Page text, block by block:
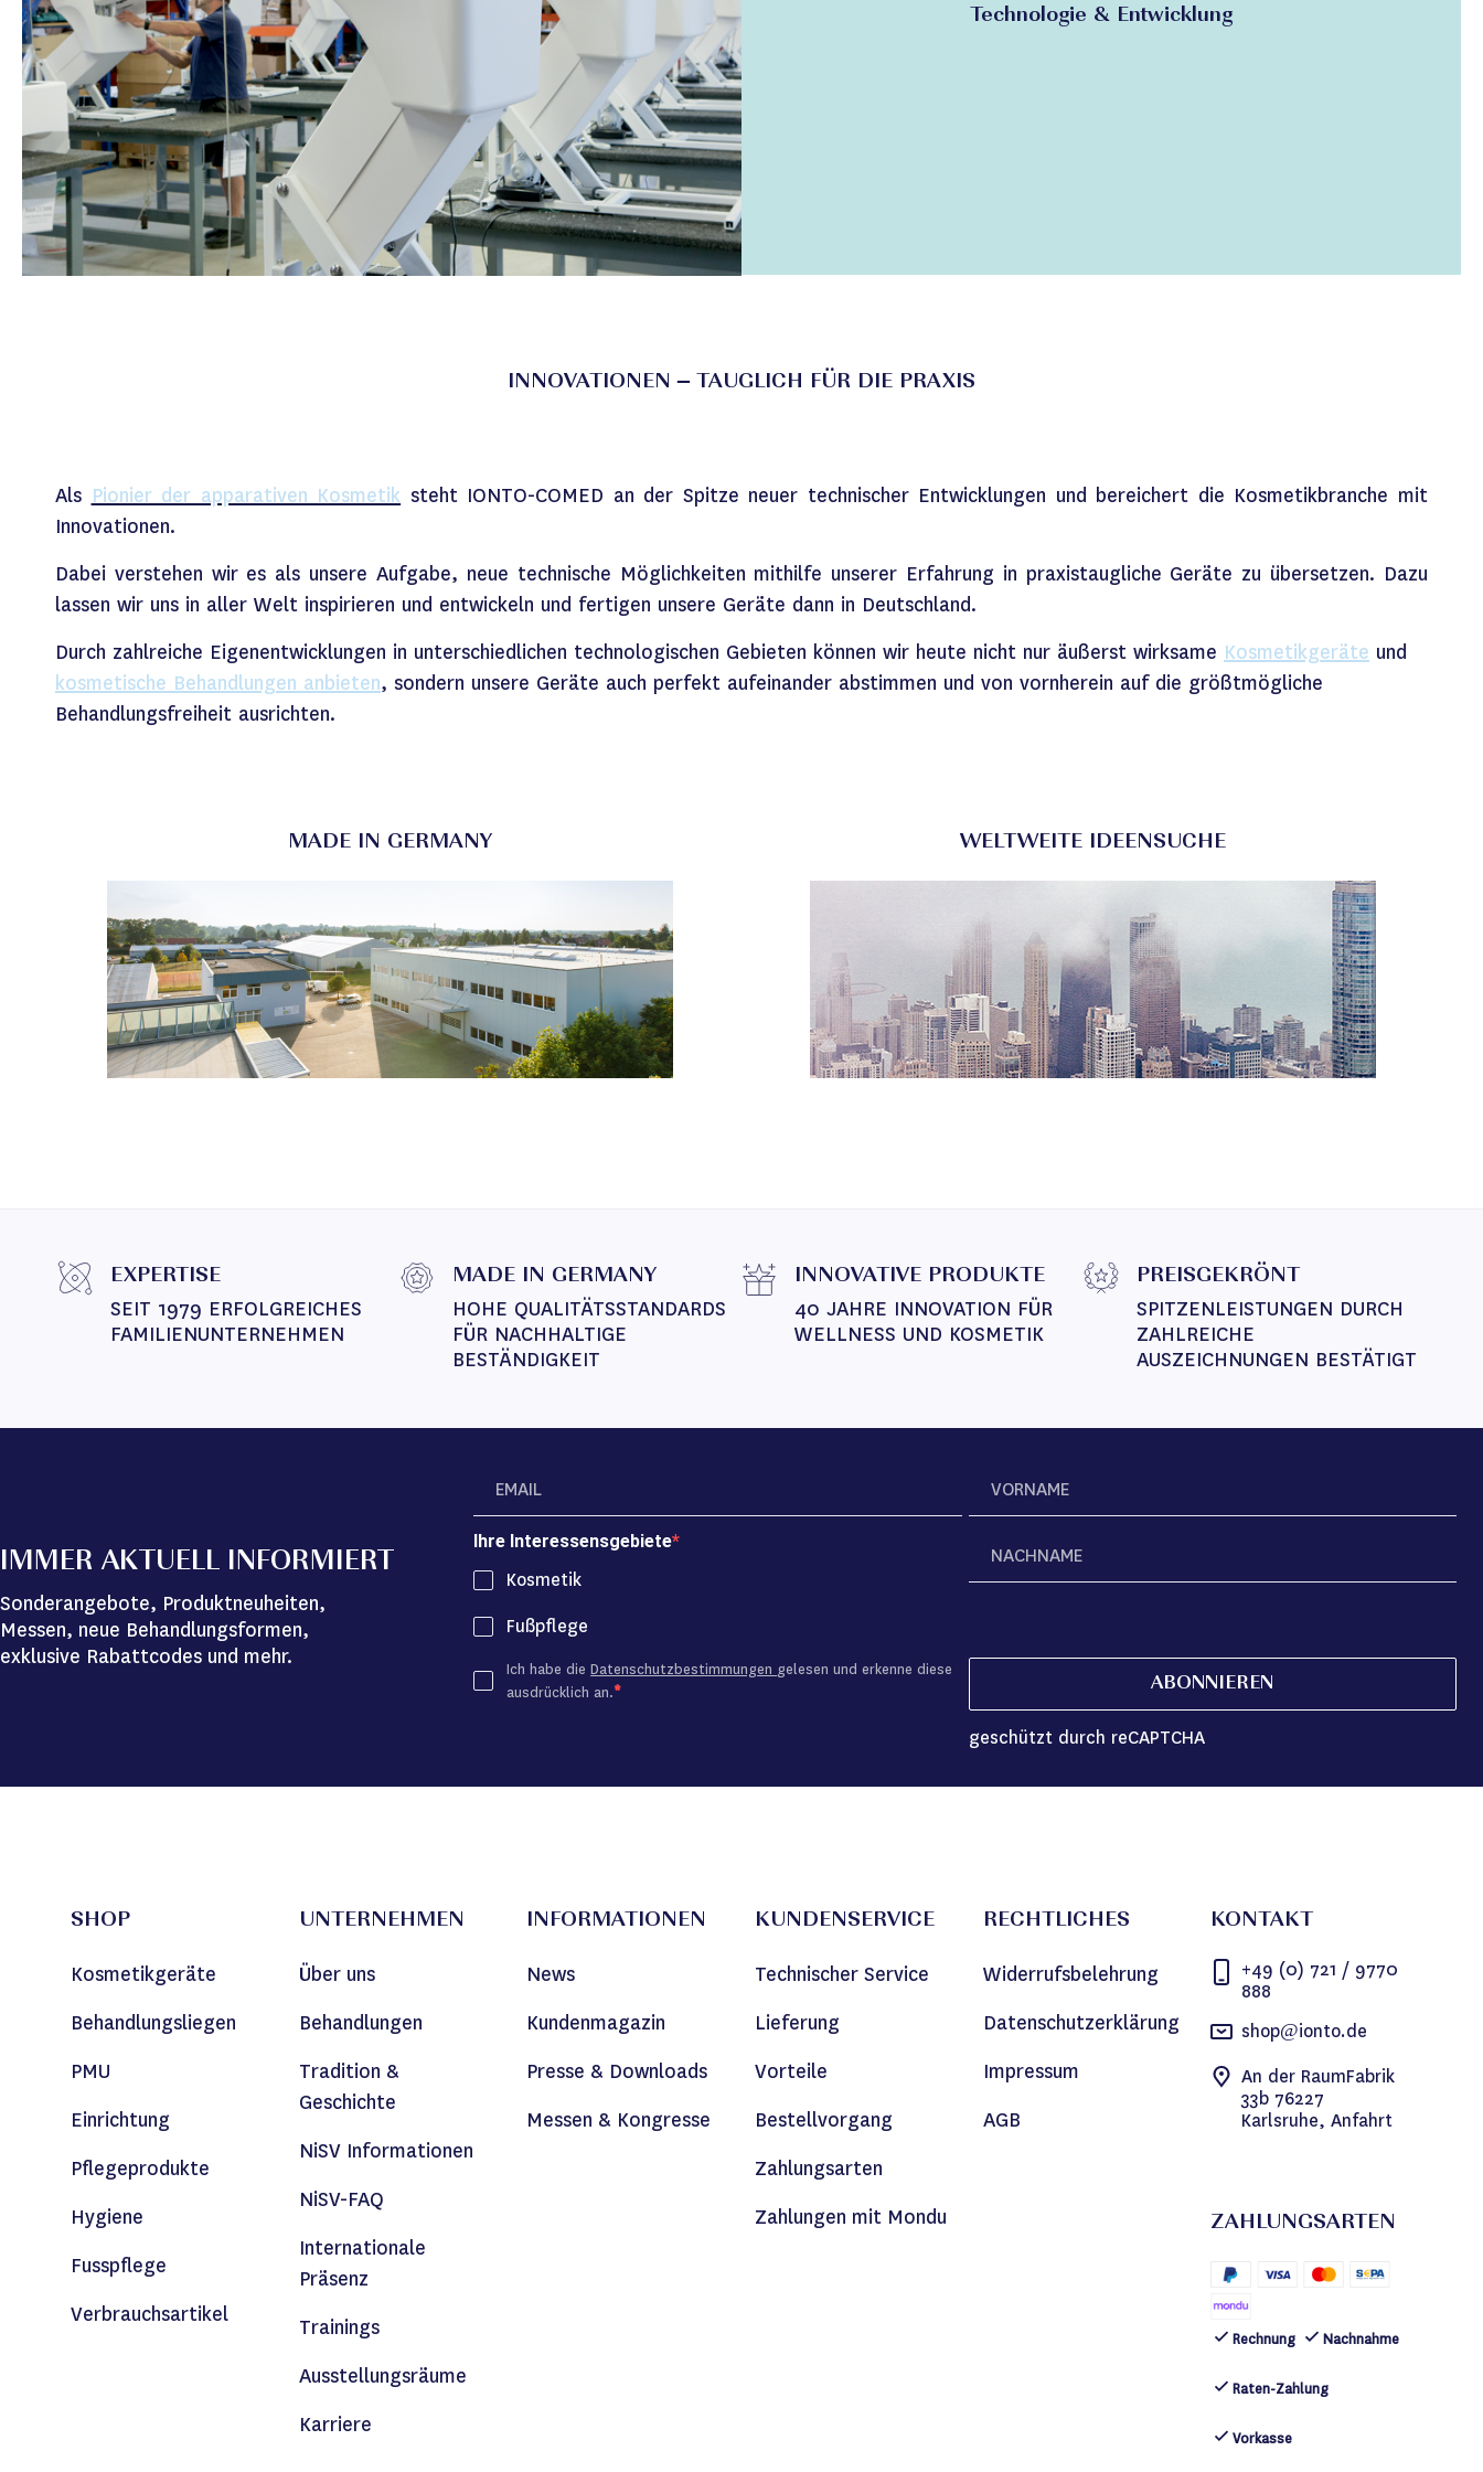
Technologie & Entwicklung
INNOVATIONEN – TAUGLICH FÜR DIE PRAXIS
Als Pionier der apparativen Kosmetik steht IONTO-COMED an der Spitze neuer technischer Entwicklungen und bereichert die Kosmetikbranche mit
Innovationen.
Dabei verstehen wir es als unsere Aufgabe, neue technische Möglichkeiten mithilfe unserer Erfahrung in praxistaugliche Geräte zu übersetzen. Dazu
lassen wir uns in aller Welt inspirieren und entwickeln und fertigen unsere Geräte dann in Deutschland.
Durch zahlreiche Eigenentwicklungen in unterschiedlichen technologischen Gebieten können wir heute nicht nur äußerst wirksame Kosmetikgeräte und
kosmetische Behandlungen anbieten, sondern unsere Geräte auch perfekt aufeinander abstimmen und von vornherein auf die größtmögliche
Behandlungsfreiheit ausrichten.
MADE IN GERMANY WELTWEITE IDEENSUCHE
EXPERTISE
SEIT 1979 ERFOLGREICHES
FAMILIENUNTERNEHMEN
MADE IN GERMANY
HOHE QUALITÄTSSTANDARDS
FÜR NACHHALTIGE
BESTÄNDIGKEIT
INNOVATIVE PRODUKTE
40 JAHRE INNOVATION FÜR
WELLNESS UND KOSMETIK
PREISGEKRÖNT
SPITZENLEISTUNGEN DURCH
ZAHLREICHE
AUSZEICHNUNGEN BESTÄTIGT
IMMER AKTUELL INFORMIERT
Sonderangebote, Produktneuheiten,
Messen, neue Behandlungsformen,
exklusive Rabattcodes und mehr.
Ihre Interessensgebiete
Kosmetik
Fußpflege
Ich habe dieDatenschutzbestimmungen gelesen und erkenne diese
ausdrücklich an.
ABONNIEREN
geschützt durch reCAPTCHA
SHOP
Kosmetikgeräte
Behandlungsliegen
PMU
Einrichtung
Pflegeprodukte
Hygiene
Fusspflege
Verbrauchsartikel
UNTERNEHMEN
Über uns
Behandlungen
Tradition &
Geschichte
NiSV Informationen
NiSV-FAQ
Internationale
Präsenz
Trainings
Ausstellungsräume
Karriere
INFORMATIONEN
News
Kundenmagazin
Presse & Downloads
Messen & Kongresse
KUNDENSERVICE
Technischer Service
Lieferung
Vorteile
Bestellvorgang
Zahlungsarten
Zahlungen mit Mondu
RECHTLICHES
Widerrufsbelehrung
Datenschutzerklärung
Impressum
AGB
KONTAKT
+49 (0) 721 / 9770
888
shop@ionto.de
An der RaumFabrik
33b 76227
Karlsruhe, Anfahrt
ZAHLUNGSARTEN
Rechnung Nachnahme
Raten-Zahlung
Vorkasse